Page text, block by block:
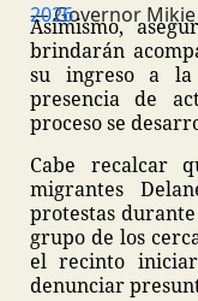
— Governor Mikie
May 31, 2026
Asimismo,
brindarán
su ingreso a
presencia de
proceso se
Cabe recalcar
migrantes
protestas
grupo de los
el recinto
denunciar